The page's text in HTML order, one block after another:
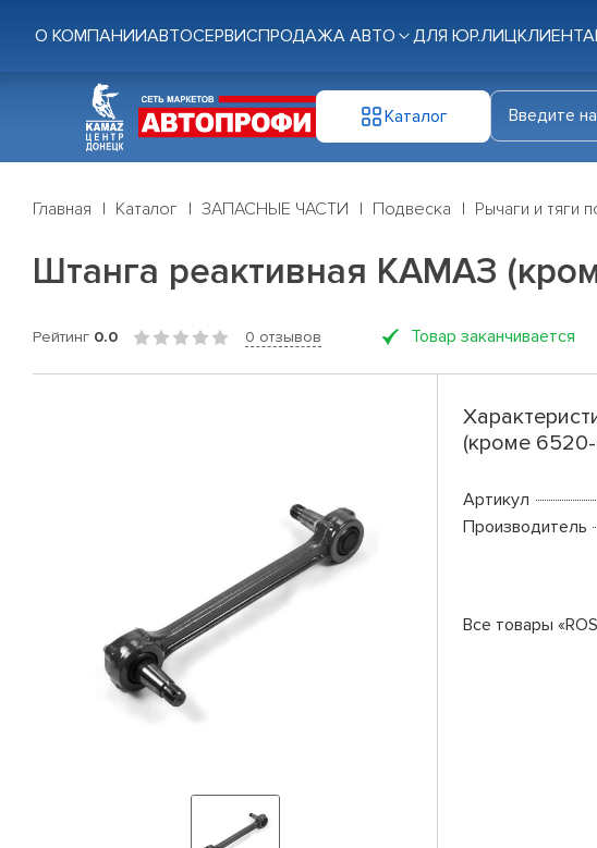
О КОМПАНИИАВТОСЕРВИСПРОДАЖА АВТО ДЛЯ ЮР.ЛИЦ
Каталог
Главная Каталог ЗАПАСНЫЕ ЧАСТИ Подвеска Рычаги и тяги
Штанга реактивная КАМАЗ
Рейтинг 0.0 0 отзывов Товар заканчивается
(кроме
Артикул
Производитель
Все товары